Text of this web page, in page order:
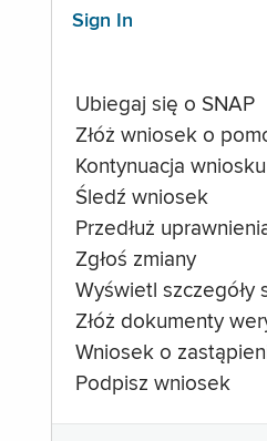
Sign In
Ubiegaj się o SNAP
Złóż wniosek o
Kontynuacja wniosku
Śledź wniosek
Przedłuż
Zgłoś zmiany
Wyświetl szczegóły
Złóż dokumenty
Wniosek o
Podpisz wniosek